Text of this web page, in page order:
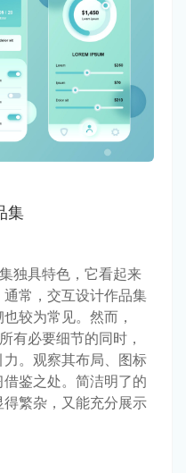
集
独具特色，它看起来
常，交互设计作品集
较为常见。然而，
有必要细节的同时，
。观察其布局、图标
鉴之处。简洁明了的
繁杂，又能充分展示